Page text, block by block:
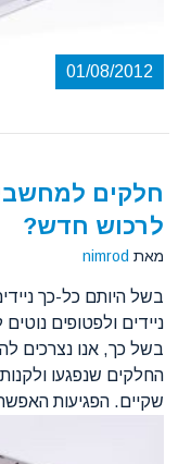
01/08/2012
חלקים
לרכוש חדש?
בשל היותם כל-כך
ניידים ולפטופים
בשל כך, אנו נצרכים
החלקים שנפגעו
שקיים. הפגיעות